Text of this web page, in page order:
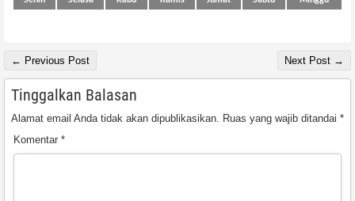
← Previous Post Next Post →
Tinggalkan Balasan
Alamat email Anda tidak akan dipublikasikan. Ruas yang wajib ditandai *
Komentar *